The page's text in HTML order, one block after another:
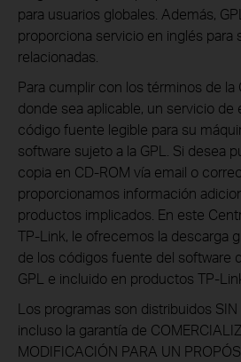
para usuarios globales. Además,
proporciona servicio en inglés para
relacionadas.
Para cumplir con los términos de la
donde sea aplicable, un servicio de
código fuente legible para su
software sujeto a la GPL. Si desea
copia en CD-ROM vía email o
proporcionamos información
productos implicados. En este
TP-Link, le ofrecemos la descarga
de los códigos fuente del software
GPL e incluido en productos TP-
Los programas son distribuidos SIN
incluso la garantía de
MODIFICACIÓN PARA UN